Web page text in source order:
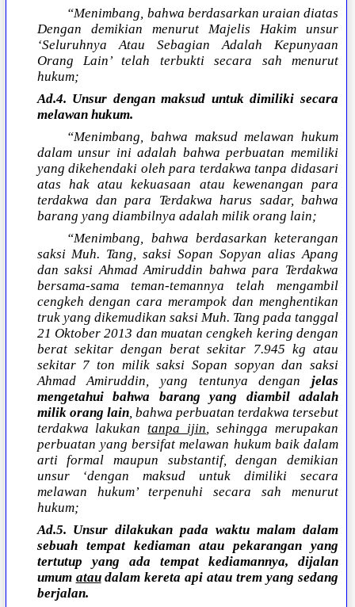
“Menimbang, bahwa berdasarkan uraian diatas
Dengan demikian menurut Majelis Hakim unsur
‘Seluruhnya Atau Sebagian Adalah Kepunyaan
Orang Lain’ telah terbukti secara sah menurut
hukum;
Ad.4. Unsur dengan maksud untuk dimiliki secara
melawan hukum.
“Menimbang, bahwa maksud melawan hukum
dalam unsur ini adalah bahwa perbuatan memiliki
yang dikehendaki oleh para terdakwa tanpa didasari
atas hak atau kekuasaan atau kewenangan para
terdakwa dan para Terdakwa harus sadar, bahwa
barang yang diambilnya adalah milik orang lain;
“Menimbang, bahwa berdasarkan keterangan
saksi Muh. Tang, saksi Sopan Sopyan alias Apang
dan saksi Ahmad Amiruddin bahwa para Terdakwa
bersama-sama teman-temannya telah mengambil
cengkeh dengan cara merampok dan menghentikan
truk yang dikemudikan saksi Muh. Tang pada tanggal
21 Oktober 2013 dan muatan cengkeh kering dengan
berat sekitar dengan berat sekitar 7.945 kg atau
sekitar 7 ton milik saksi Sopan sopyan dan saksi
Ahmad Amiruddin, yang tentunya dengan jelas
mengetahui bahwa barang yang diambil adalah
milik orang lain, bahwa perbuatan terdakwa tersebut
terdakwa lakukantanpa ijin, sehingga merupakan
perbuatan yang bersifat melawan hukum baik dalam
arti formal maupun substantif, dengan demikian
unsur ‘dengan maksud untuk dimiliki secara
melawan hukum’ terpenuhi secara sah menurut
hukum;
Ad.5. Unsur dilakukan pada waktu malam dalam
sebuah tempat kediaman atau pekarangan yang
tertutup yang ada tempat kediamannya, dijalan
umum ataudalam kereta api atau trem yang sedang
berjalan.